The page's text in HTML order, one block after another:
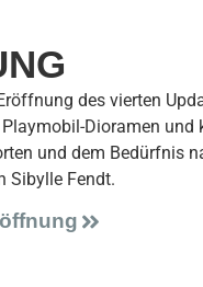
des vierten
Dioramen
und dem Bedürfnis
Sibylle Fendt.